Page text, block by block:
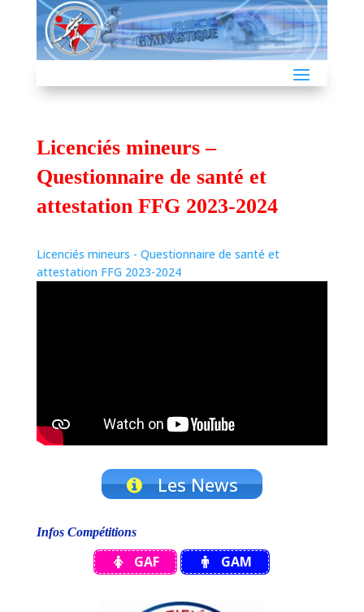
Licenciés mineurs –
Questionnaire de santé et
attestation FFG 2023-2024
Licenciés mineurs - Questionnaire de santé et
attestation FFG 2023-2024
Les News
Infos Compétitions
GAF GAM